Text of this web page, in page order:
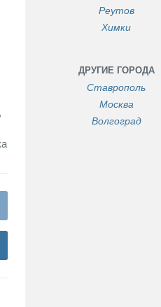
Реутов
Химки
ДРУГИЕ ГОРОДА
Ставрополь
Москва
Волгоград